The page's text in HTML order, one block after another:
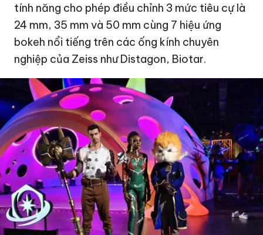
tính năng cho phép điều chỉnh 3 mức tiêu cự là
24 mm, 35 mm và 50 mm cùng 7 hiệu ứng
bokeh nổi tiếng trên các ống kính chuyên
nghiệp của Zeiss như Distagon, Biotar.